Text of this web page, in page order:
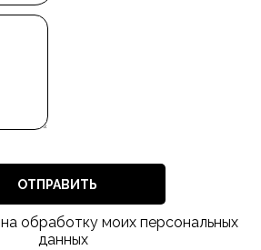
ОТПРАВИТЬ
на обработку моих персональных
данных